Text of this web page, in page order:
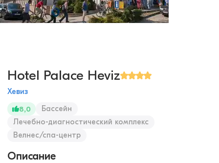
Hotel Palace Heviz
Хевиз
8,0
Бассейн
Лечебно-диагностический комплекс
Велнес/спа-центр
Описание